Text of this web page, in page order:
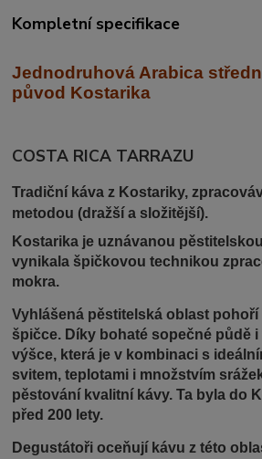
Kompletní specifikace
Jednodruhová Arabica
původ Kostarika
COSTA RICA TARRAZU
Tradiční káva z Kostariky,
metodou (dražší a složitější).
Kostarika je uznávanou
vynikala špičkovou technikou
mokra.
Vyhlášená pěstitelská oblast pohoří
špičce. Díky bohaté sopečné půdě
výšce, která je v kombinaci s
svitem, teplotami i množstvím
pěstování kvalitní kávy. Ta byla do
před 200 lety.
Degustátoři oceňují kávu z této